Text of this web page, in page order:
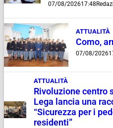
07/08/202617:48
ATTUALITÀ
Como,
07/08/2026
ATTUALITÀ
Rivoluzione centro
Lega lancia una
“Sicurezza per i
residenti”